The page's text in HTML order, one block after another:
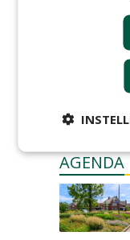
Plaats een
AGENDA